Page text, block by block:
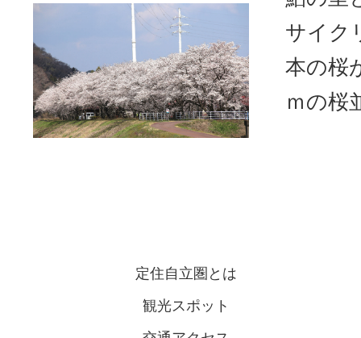
サイク
本の桜
ｍの桜
定住自立圏とは
観光スポット